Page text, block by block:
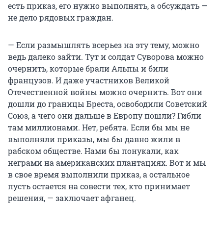
есть приказ, его нужно выполнять, а обсуждать —
не дело рядовых граждан.
— Если размышлять всерьез на эту тему, можно
ведь далеко зайти. Тут и солдат Суворова можно
очернить, которые брали Альпы и били
французов. И даже участников Великой
Отечественной войны можно очернить. Вот они
дошли до границы Бреста, освободили Советский
Союз, а чего они дальше в Европу пошли? Гибли
там миллионами. Нет, ребята. Если бы мы не
выполняли приказы, мы бы давно жили в
рабском обществе. Нами бы понукали, как
неграми на американских плантациях. Вот и мы
в свое время выполнили приказ, а остальное
пусть остается на совести тех, кто принимает
решения, — заключает афганец.